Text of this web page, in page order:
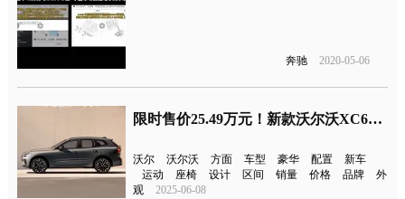
奔驰 2020-05-06
限时售价25.49万元！新款沃尔沃XC60上市
沃尔 沃尔沃 方面 车型 豪华 配置
新车
运动
座椅 设计 区间 销量 价格 品牌
外
观
2025-06-08